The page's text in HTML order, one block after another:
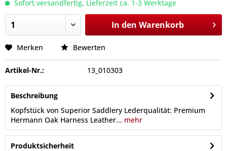
Sofort versandfertig, Lieferzeit ca. 1-3 Werktage
In den Warenkorb
Merken Bewerten
Artikel-Nr.: 13_010303
Beschreibung
Kopfstück von Superior Saddlery Lederqualität: Premium
Hermann Oak Harness Leather... mehr
Produktsicherheit